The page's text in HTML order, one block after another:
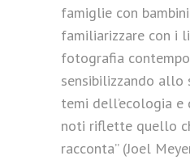
famiglie con
familiarizzare con i
fotografia
sensibilizzando allo
temi dell’ecologia e
noti riflette quello
racconta” (Joel